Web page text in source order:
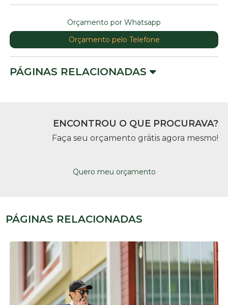
Orçamento por Whatsapp
Orçamento pelo Telefone
PÁGINAS RELACIONADAS
ENCONTROU O QUE PROCURAVA?
Faça seu orçamento grátis agora mesmo!
Quero meu orçamento
PÁGINAS RELACIONADAS